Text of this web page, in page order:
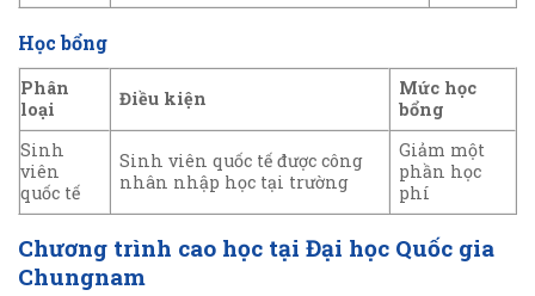
Học bổng
Phân
loại
Điều kiện
Mức học
bổng
Sinh
viên
quốc tế
Sinh viên quốc tế được công
nhân nhập học tại trường
Giảm một
phần học
phí
Chương trình cao học tại Đại học Quốc gia
Chungnam